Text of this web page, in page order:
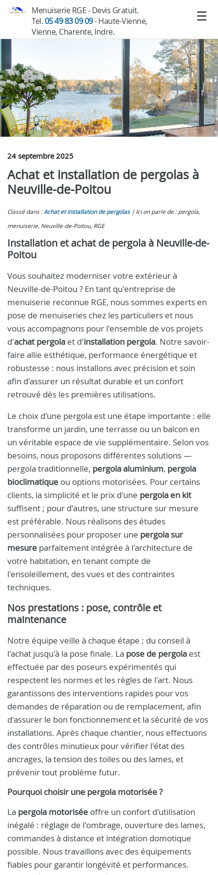
Menuiserie RGE - Devis Gratuit.
Tel.05 49 83 09 09- Haute-Vienne,
Vienne, Charente, Indre.
24 septembre 2025
Achat et installation de pergolas à
Neuville-de-Poitou
Classé dans :Achat et installation de pergolas
Ici on parle de : pergola,
menuiserie, Neuville-de-Poitou, RGE
Installation et achat de pergola à Neuville-de-
Poitou
Vous souhaitez moderniser votre extérieur à
Neuville-de-Poitou ? En tant qu'entreprise de
menuiserie reconnue RGE, nous sommes experts en
pose de menuiseries chez les particuliers et nous
vous accompagnons pour l'ensemble de vos projets
d'achat pergola et d'installation pergola. Notre savoir-
faire allie esthétique, performance énergétique et
robustesse : nous installons avec précision et soin
afin d'assurer un résultat durable et un confort
retrouvé dès les premières utilisations.
Le choix d'une pergola est une étape importante : elle
transforme un jardin, une terrasse ou un balcon en
un véritable espace de vie supplémentaire. Selon vos
besoins, nous proposons différentes solutions —
pergola traditionnelle, pergola aluminium, pergola
bioclimatique ou options motorisées. Pour certains
clients, la simplicité et le prix d'une pergola en kit
suffisent ; pour d'autres, une structure sur mesure
est préférable. Nous réalisons des études
personnalisées pour proposer une pergola sur
mesure parfaitement intégrée à l'architecture de
votre habitation, en tenant compte de
l'ensoleillement, des vues et des contraintes
techniques.
Nos prestations : pose, contrôle et
maintenance
Notre équipe veille à chaque étape : du conseil à
l'achat jusqu'à la pose finale. La pose de pergola est
effectuée par des poseurs expérimentés qui
respectent les normes et les règles de l'art. Nous
garantissons des interventions rapides pour vos
demandes de réparation ou de remplacement, afin
d'assurer le bon fonctionnement et la sécurité de vos
installations. Après chaque chantier, nous effectuons
des contrôles minutieux pour vérifier l'état des
ancrages, la tension des toiles ou des lames, et
prévenir tout problème futur.
Pourquoi choisir une pergola motorisée ?
La pergola motorisée offre un confort d'utilisation
inégalé : réglage de l'ombrage, ouverture des lames,
commandes à distance et intégration domotique
possible. Nous travaillons avec des équipements
fiables pour garantir longévité et performances.